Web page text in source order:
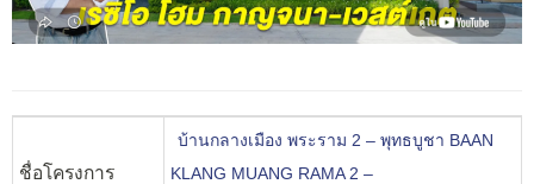
ชื่อโครงการ
บ้านกลางเมือง พระราม 2 – พุทธบูชา BAAN
KLANG MUANG RAMA 2 –